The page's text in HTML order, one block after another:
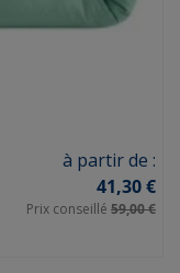
à partir de :
41,30 €
Prix conseillé 59,00 €